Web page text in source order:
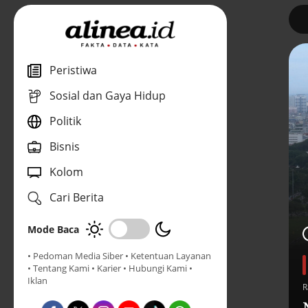
Peristiwa
Sosial dan Gaya Hidup
Politik
Bisnis
Kolom
Cari Berita
Mode Baca
• Pedoman Media Siber • Ketentuan Layanan
• Tentang Kami • Karier • Hubungi Kami •
Iklan